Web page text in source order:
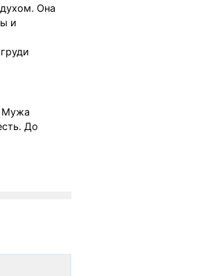
Она
и
Мужа
До